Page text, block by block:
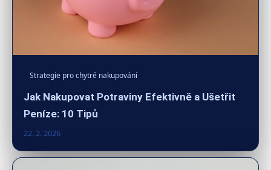
Strategie pro chytré nakupování
Jak Nakupovat Potraviny Efektivně a Ušetřit
Peníze: 10 Tipů
22. 2. 2026